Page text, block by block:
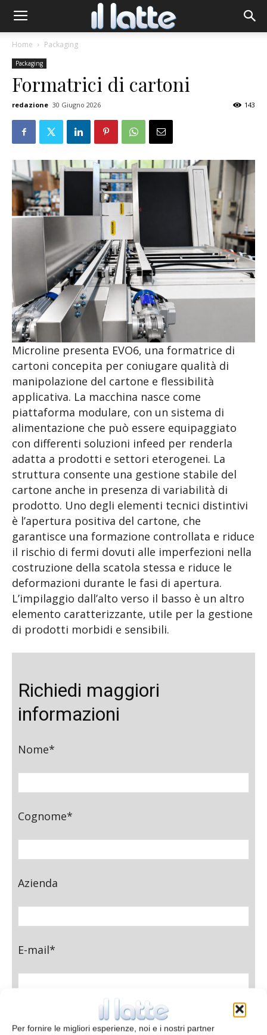
Per fornire le migliori esperienze, noi e i nostri partner
Home Packaging
Packaging
Formatrici di cartoni
redazione 30 Giugno 2026 143
Microline presenta EVO6, una formatrice di
cartoni concepita per coniugare qualità di
manipolazione del cartone e flessibilità
applicativa. La macchina nasce come
piattaforma modulare, con un sistema di
alimentazione che può essere equipaggiato
con differenti soluzioni infeed per renderla
adatta a prodotti e settori eterogenei. La
struttura consente una gestione stabile del
cartone anche in presenza di variabilità di
prodotto. Uno degli elementi tecnici distintivi
è l’apertura positiva del cartone, che
garantisce una formazione controllata e riduce
il rischio di fermi dovuti alle imperfezioni nella
costruzione della scatola stessa e riduce le
deformazioni durante le fasi di apertura.
L’impilaggio dall’alto verso il basso è un altro
elemento caratterizzante, utile per la gestione
di prodotti morbidi e sensibili.
Richiedi maggiori
informazioni
Nome*
Cognome*
Azienda
E-mail*